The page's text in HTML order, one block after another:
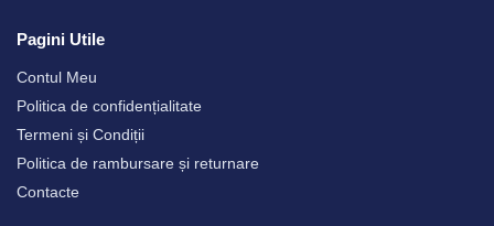
Pagini Utile
Contul Meu
Politica de confidențialitate
Termeni și Condiții
Politica de rambursare și returnare
Contacte